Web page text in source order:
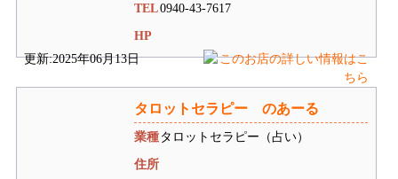
TEL0940-43-7617
HP
更新:2025年06月13日
タロットセラピー のあーる
業種 タロットセラピー（占い）
住所